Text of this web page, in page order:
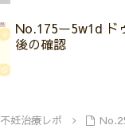
No.175ー5w1d
後の確認
不妊治療レポ